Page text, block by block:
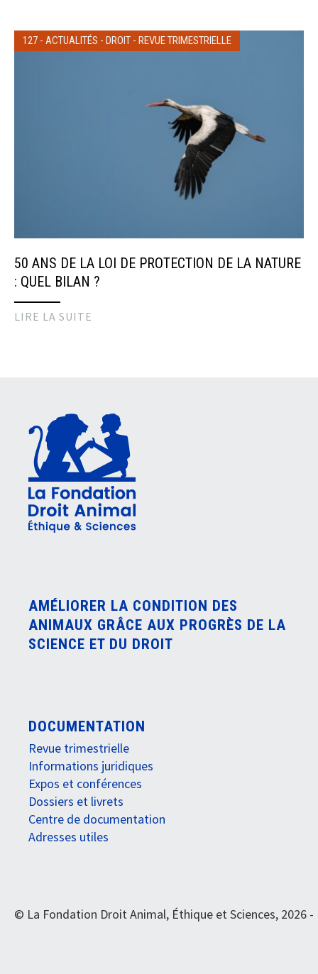
127 - ACTUALITÉS - DROIT - REVUE TRIMESTRIELLE
50 ANS DE LA LOI DE PROTECTION DE LA NATURE
: QUEL BILAN ?
LIRE LA SUITE
AMÉLIORER LA CONDITION DES
ANIMAUX GRÂCE AUX PROGRÈS DE LA
SCIENCE ET DU DROIT
DOCUMENTATION
Revue trimestrielle
Informations juridiques
Expos et conférences
Dossiers et livrets
Centre de documentation
Adresses utiles
© La Fondation Droit Animal, Éthique et Sciences, 2026 -